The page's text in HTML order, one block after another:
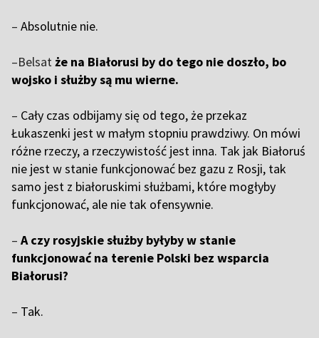
– Absolutnie nie.
–Belsatże na Białorusi by do tego nie doszło, bo
wojsko i służby są mu wierne.
– Cały czas odbijamy się od tego, że przekaz
Łukaszenki jest w małym stopniu prawdziwy. On mówi
różne rzeczy, a rzeczywistość jest inna. Tak jak Białoruś
nie jest w stanie funkcjonować bez gazu z Rosji, tak
samo jest z białoruskimi służbami, które mogłyby
funkcjonować, ale nie tak ofensywnie.
– A czy rosyjskie służby byłyby w stanie
funkcjonować na terenie Polski bez wsparcia
Białorusi?
– Tak.